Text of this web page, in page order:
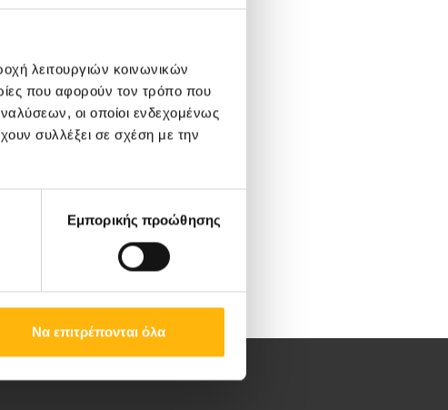
λειτουργιών κοινωνικών
που αφορούν τον τρόπο που
οι οποίοι ενδεχομένως
συλλέξει σε σχέση με την
Εμπορικής προώθησης
Να επιτρέπονται όλα